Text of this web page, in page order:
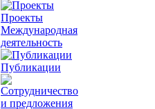
Проекты
Международная
деятельность
Публикации